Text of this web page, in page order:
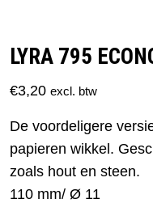
LYRA 795
€3,20 excl. btw
De voordeligere
papieren wikkel.
zoals hout en steen.
110 mm/ Ø 11